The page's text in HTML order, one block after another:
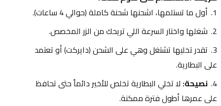
أول ما تستلمها، اشحنها شحنة كاملة (حوالي 4 ساعات).
شغلها واختار السرعة اللي تريحك من الزر المخصص.
على البطارية.
نصيحة:
على عمرها أطول فترة ممكنة.